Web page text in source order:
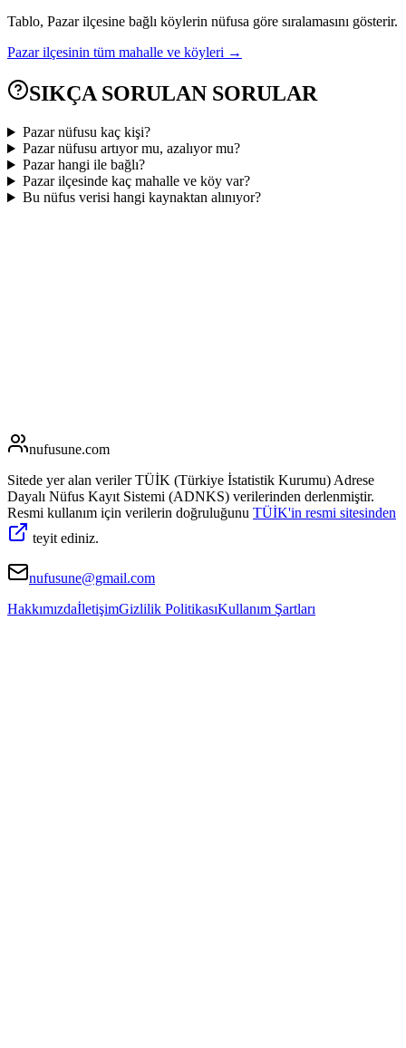
Tablo, Pazarilçesine bağlı köylerin nüfusa göre sıralamasını gösterir.
Pazar ilçesinin tüm mahalle ve köyleri →
SIKÇA SORULAN SORULAR
Pazar nüfusu kaç kişi?
Pazar nüfusu artıyor mu, azalıyor mu?
Pazar hangi ile bağlı?
Pazar ilçesinde kaç mahalle ve köy var?
Bu nüfus verisi hangi kaynaktan alınıyor?
nufusune.com
Sitede yer alan veriler TÜİK (Türkiye İstatistik Kurumu) Adrese
Dayalı Nüfus Kayıt Sistemi (ADNKS) verilerinden derlenmiştir.
Resmi kullanım için verilerin doğruluğunu TÜİK'in resmi sitesinden
teyit ediniz.
nufusune@gmail.com
HakkımızdaİletişimGizlilik PolitikasıKullanım Şartları